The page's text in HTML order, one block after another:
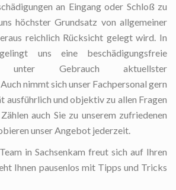
an Eingang oder Schloß zu
höchster Grundsatz von allgemeiner
reichlich Rücksicht gelegt wird. In
uns eine beschädigungsfreie
unter Gebrauch aktuellster
nimmt sich unser Fachpersonal gern
ausführlich und objektiv zu allen Fragen
auch Sie zu unserem zufriedenen
unser Angebot jederzeit.
in Sachsenkam freut sich auf Ihren
Ihnen pausenlos mit Tipps und Tricks